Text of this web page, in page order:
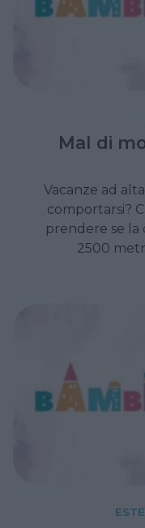
Mal di
Vacanze ad
comportarsi?
prendere se la
2500